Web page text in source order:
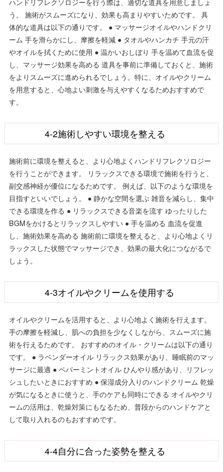
う。 施術がスムーズになり、効果も高まりやすいためです。 具
体的な道具は以下の通りです。 ● マッサージオイルやハンドクリ
ーム 手を滑らかにし、摩擦を軽減 ● タオルやハンカチ 手元の汗
やオイルを拭くために使用 ● 温かいおしぼり 手を温めて血流を促
し、マッサージ効果を高める 道具を事前に準備しておくと、施術
をよりスムーズに進められるでしょう。特に、オイルやクリーム
を用意すると、心地よい刺激を与えやすくなるためおすすめで
す。
4-2施術しやすい環境を整える
施術前に環境を整えると、より心地よくハンドリフレクソロジー
を行うことができます。 リラックスできる環境で施術を行うと、
副交感神経が優位になるためです。 例えば、以下のような環境を
目指すといいでしょう。 ● 静かな空間を選ぶ 雑音を減らし、集中
できる環境を作る ● リラックスできる音楽を流す ゆったりした
BGMをかけるとリラックスしやすい ● 手を温める 血流を促進
し、施術効果を高める 施術前に環境を整えると、より心地よくリ
ラックスした状態でマッサージでき、効果の最大化につながるで
しょう。
4-3オイルやクリームを使用する
オイルやクリームを活用すると、より心地よく施術を行えます。
手の摩擦を軽減し、肌への負担を少なくしながら、スムーズに施
術を行えるためです。 おすすめのオイル・クリームは以下の通り
です。 ● ラベンダーオイル リラックス効果があり、睡眠前のマッ
サージに最適 ● ペパーミントオイル ひんやり感があり、リフレッ
シュしたいときにおすすめ ● 保湿成分入りのハンドクリーム 乾燥
が気になるときに使うと、手のケアも同時にできる オイルやクリ
ームの活用は、乾燥対策にもなるため、普段からのハンドケアと
して取り入れるのもおすすめです。
4-4自分に合った姿勢を整える